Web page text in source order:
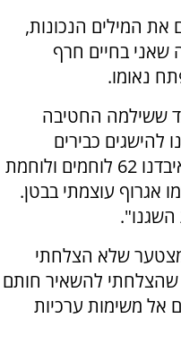
המילים הנכונות,
שאני בחיים חרף
נאומו.
ששילמה החטיבה
כבירים
וניצחנו קרבות רבים - עם זאת, איבדנו 62 לוחמים ולוחמת
אגרוף עוצמתי בבטן.
השגנו".
שלא הצלחתי
שהצלחתי להשאיר חותם
אל משימות ערכיות